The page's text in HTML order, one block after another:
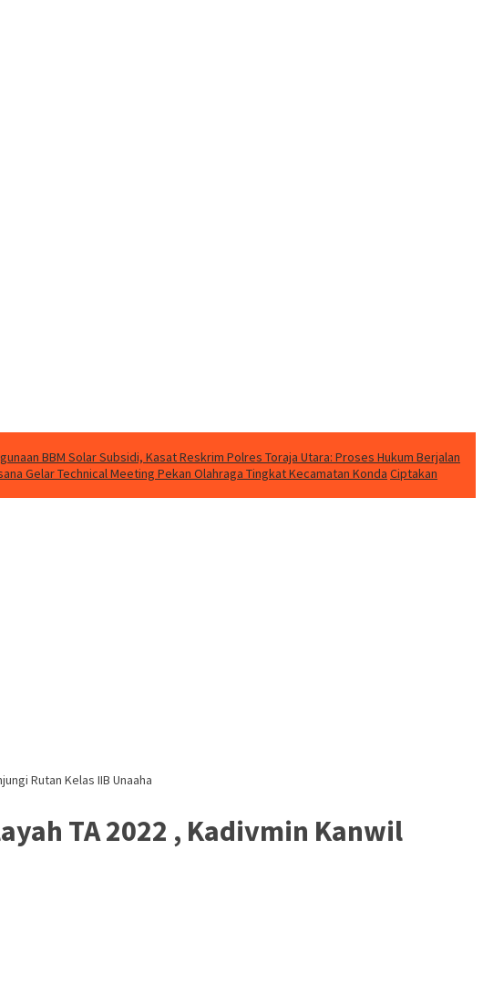
BBM Solar Subsidi, Kasat Reskrim Polres Toraja Utara: Proses Hukum Berjalan
Gelar Technical Meeting Pekan Olahraga Tingkat Kecamatan Konda Ciptakan
Rutan Kelas IIB Unaaha
TA 2022 , Kadivmin Kanwil